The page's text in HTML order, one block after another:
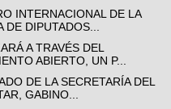
INTERNACIONAL DE LA
DE DIPUTADOS...
A TRAVÉS DEL
ABIERTO, UN P...
DE LA SECRETARÍA DEL
GABINO...